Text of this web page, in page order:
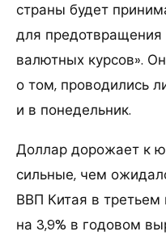
страны будет
для предотвращения
валютных курсов».
о том, проводились
и в понедельник.
Доллар дорожает к
сильные, чем
ВВП Китая в третьем
на 3,9% в годовом